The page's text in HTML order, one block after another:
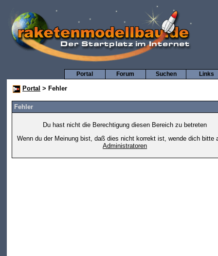
Links
Suchen
Forum
Portal
Portal > Fehler
Fehler
Du hast nicht die Berechtigung diesen Bereich zu betreten
Wenn du der Meinung bist, daß dies nicht korrekt ist, wende dich bitte
Administratoren